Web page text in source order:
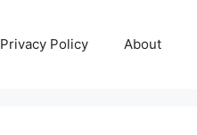
Privacy Policy About